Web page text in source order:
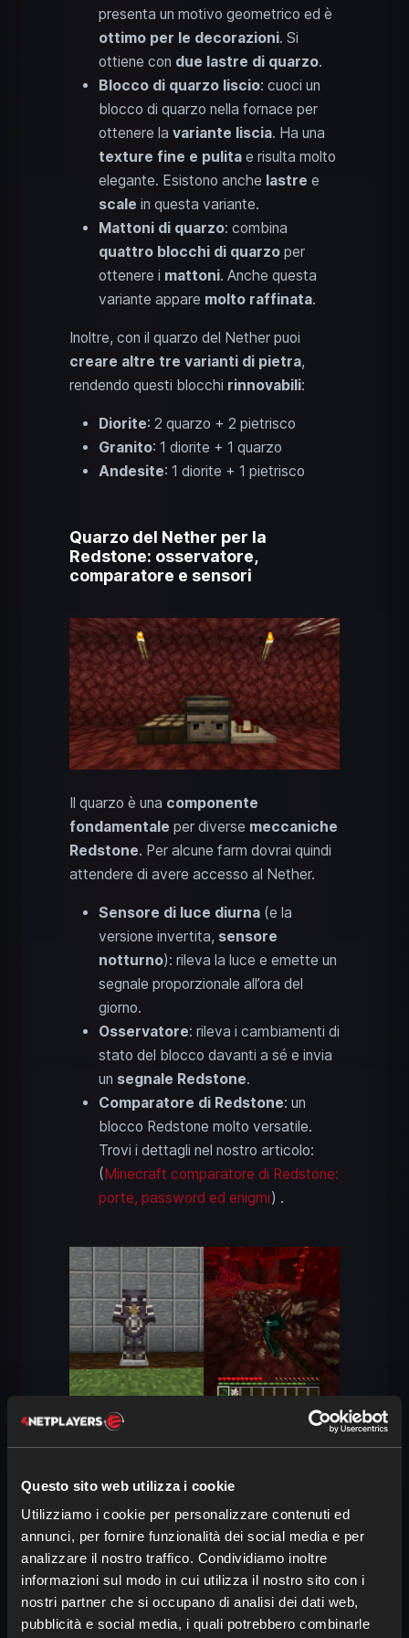
Questo sito web utilizza i cookie
Utilizziamo i cookie per personalizzare contenuti ed
annunci, per fornire funzionalità dei social media e per
analizzare il nostro traffico. Condividiamo inoltre
informazioni sul modo in cui utilizza il nostro sito con i
nostri partner che si occupano di analisi dei dati web,
pubblicità e social media, i quali potrebbero combinarle
presenta un motivo geometrico ed è
ottimo per le decorazioni. Si
ottiene con due lastre di quarzo.
Blocco di quarzo liscio: cuoci un
blocco di quarzo nella fornace per
ottenere la variante liscia. Ha una
texture fine e pulita e risulta molto
elegante. Esistono anche lastre e
scale in questa variante.
Mattoni di quarzo: combina
quattro blocchi di quarzo per
ottenere i mattoni. Anche questa
variante appare molto raffinata.
Inoltre, con il quarzo del Nether puoi
creare altre tre varianti di pietra,
rendendo questi blocchi rinnovabili:
Diorite: 2 quarzo + 2 pietrisco
Granito: 1 diorite + 1 quarzo
Andesite: 1 diorite + 1 pietrisco
Quarzo del Nether per la
Redstone: osservatore,
comparatore e sensori
Il quarzo è una componente
fondamentale per diverse meccaniche
Redstone. Per alcune farm dovrai quindi
attendere di avere accesso al Nether.
Sensore di luce diurna (e la
versione invertita, sensore
notturno): rileva la luce e emette un
segnale proporzionale all’ora del
giorno.
Osservatore: rileva i cambiamenti di
stato del blocco davanti a sé e invia
un segnale Redstone.
Comparatore di Redstone: un
blocco Redstone molto versatile.
Trovi i dettagli nel nostro articolo:
(Minecraft comparatore di Redstone:
porte, password ed enigmi) .
ornamenti dell’armatura: usa i
modelli di forgiatura
Puoi usare il quarzo anche perdecorare
la tua armatura. Per prima cosa, cerca
varie strutture. Poi usa il
banco del